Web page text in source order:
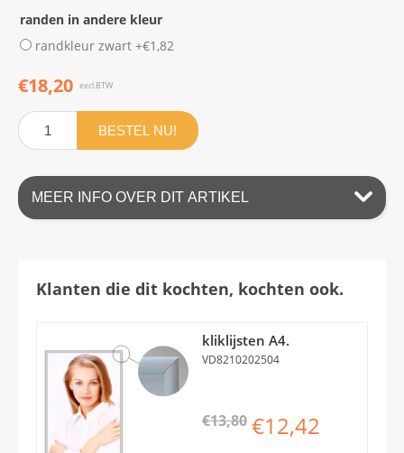
randen in andere kleur
randkleur zwart +€1,82
€18,20 excl.BTW
BESTEL NU!
MEER INFO OVER DIT ARTIKEL
Klanten die dit kochten, kochten ook.
kliklijsten A4.
VD8210202504
€13,80 €12,42